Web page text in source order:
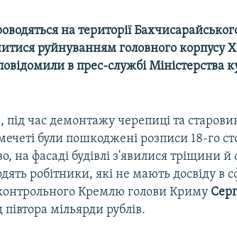
на території
руйнуванням головного корпусу
в прес-службі Міністерства
під час демонтажу черепиці та
були пошкоджені розписи 18-го
на фасаді будівлі з'явилися тріщини й
робітники, які не мають досвіду в
Кремлю голови Криму
мільярди рублів.